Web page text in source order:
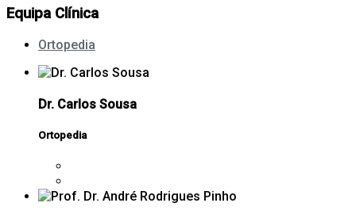
Equipa Clínica
Ortopedia
Dr. Carlos Sousa
Ortopedia